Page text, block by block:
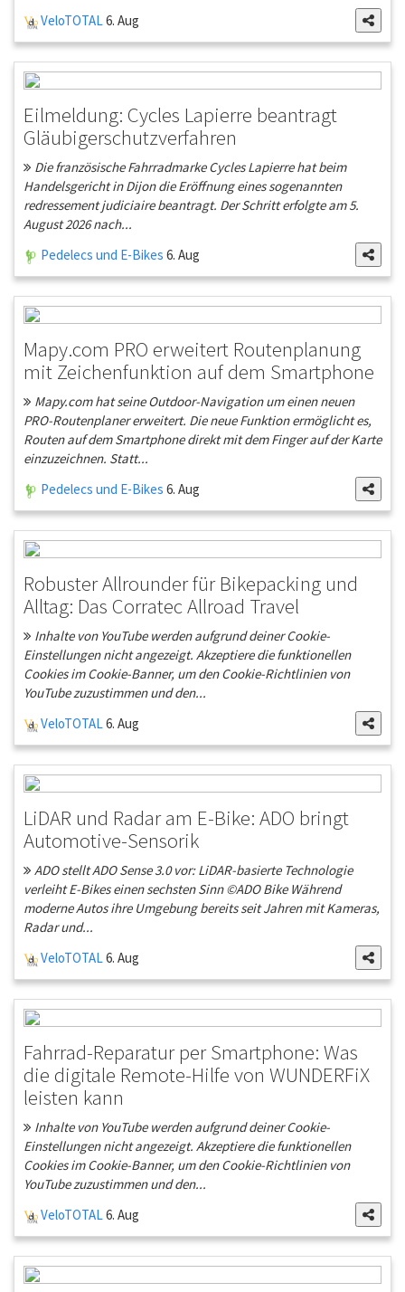
VeloTOTAL6. Aug
Eilmeldung: Cycles Lapierre beantragt
Gläubigerschutzverfahren
Die französische Fahrradmarke Cycles Lapierre hat beim
Handelsgericht in Dijon die Eröffnung eines sogenannten
redressement judiciaire beantragt. Der Schritt erfolgte am 5.
August 2026 nach...
Pedelecs und E-Bikes 6. Aug
Mapy.com PRO erweitert Routenplanung
mit Zeichenfunktion auf dem Smartphone
Mapy.com hat seine Outdoor-Navigation um einen neuen
PRO-Routenplaner erweitert. Die neue Funktion ermöglicht es,
Routen auf dem Smartphone direkt mit dem Finger auf der Karte
einzuzeichnen. Statt...
Pedelecs und E-Bikes 6. Aug
Robuster Allrounder für Bikepacking und
Alltag: Das Corratec Allroad Travel
Inhalte von YouTube werden aufgrund deiner Cookie-
Einstellungen nicht angezeigt. Akzeptiere die funktionellen
Cookies im Cookie-Banner, um den Cookie-Richtlinien von
YouTube zuzustimmen und den...
VeloTOTAL6. Aug
LiDAR und Radar am E-Bike: ADO bringt
Automotive-Sensorik
ADO stellt ADO Sense 3.0 vor: LiDAR-basierte Technologie
verleiht E-Bikes einen sechsten Sinn ©ADO Bike Während
moderne Autos ihre Umgebung bereits seit Jahren mit Kameras,
Radar und...
VeloTOTAL6. Aug
Fahrrad-Reparatur per Smartphone: Was
die digitale Remote-Hilfe von WUNDERFiX
leisten kann
Inhalte von YouTube werden aufgrund deiner Cookie-
Einstellungen nicht angezeigt. Akzeptiere die funktionellen
Cookies im Cookie-Banner, um den Cookie-Richtlinien von
YouTube zuzustimmen und den...
VeloTOTAL6. Aug